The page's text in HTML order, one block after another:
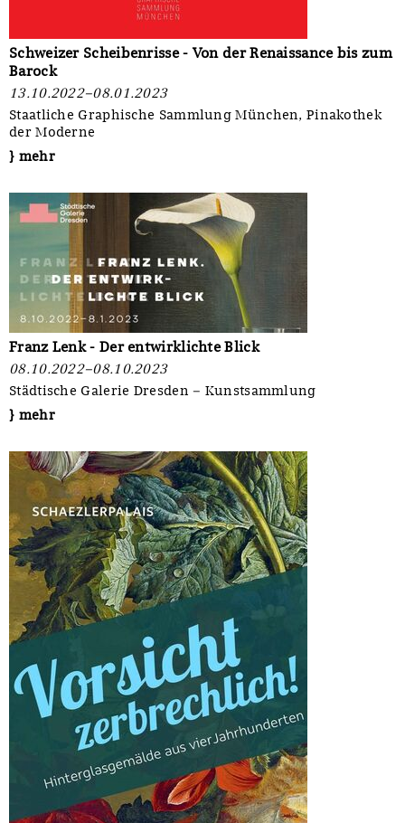
Schweizer Scheibenrisse - Von der Renaissance bis zum
Barock
13.10.2022–08.01.2023
Staatliche Graphische Sammlung München, Pinakothek
der Moderne
} mehr
Franz Lenk - Der entwirklichte Blick
08.10.2022–08.10.2023
Städtische Galerie Dresden – Kunstsammlung
} mehr